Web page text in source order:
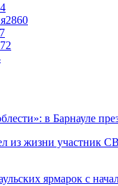
2860
в Барнауле
из жизни участник
ярмарок с